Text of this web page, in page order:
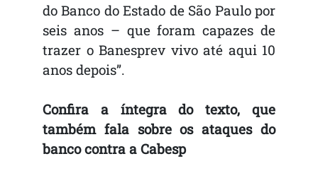
do Banco do Estado de São Paulo por
seis anos – que foram capazes de
trazer o Banesprev vivo até aqui 10
anos depois”.
Confira a íntegra do texto, que
também fala sobre os ataques do
banco contra a Cabesp